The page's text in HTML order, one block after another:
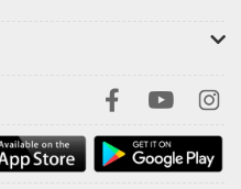
的經營甘苦談
with逗點文創社